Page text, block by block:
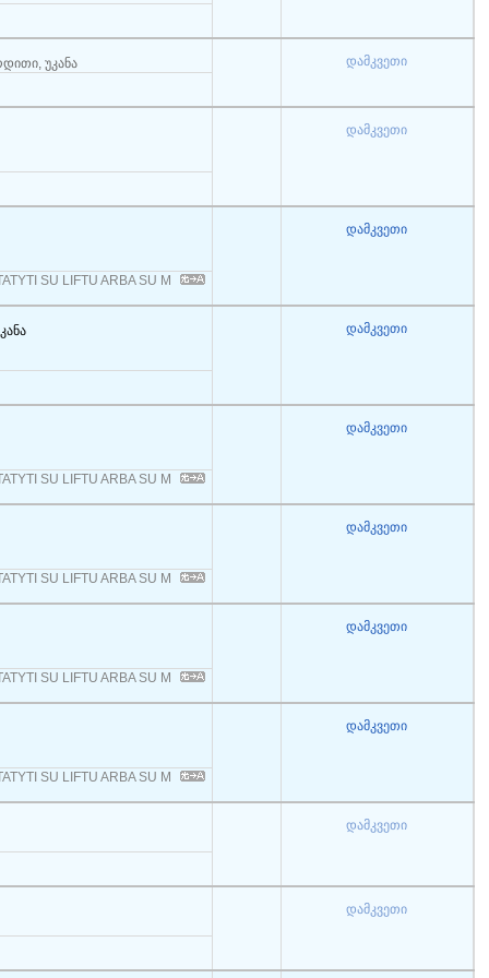
უკანა დამკვეთი
დამკვეთი
დამკვეთი
SU LIFTU ARBA SU M
დამკვეთი
დამკვეთი
SU LIFTU ARBA SU M
დამკვეთი
SU LIFTU ARBA SU M
დამკვეთი
SU LIFTU ARBA SU M
დამკვეთი
SU LIFTU ARBA SU M
დამკვეთი
დამკვეთი